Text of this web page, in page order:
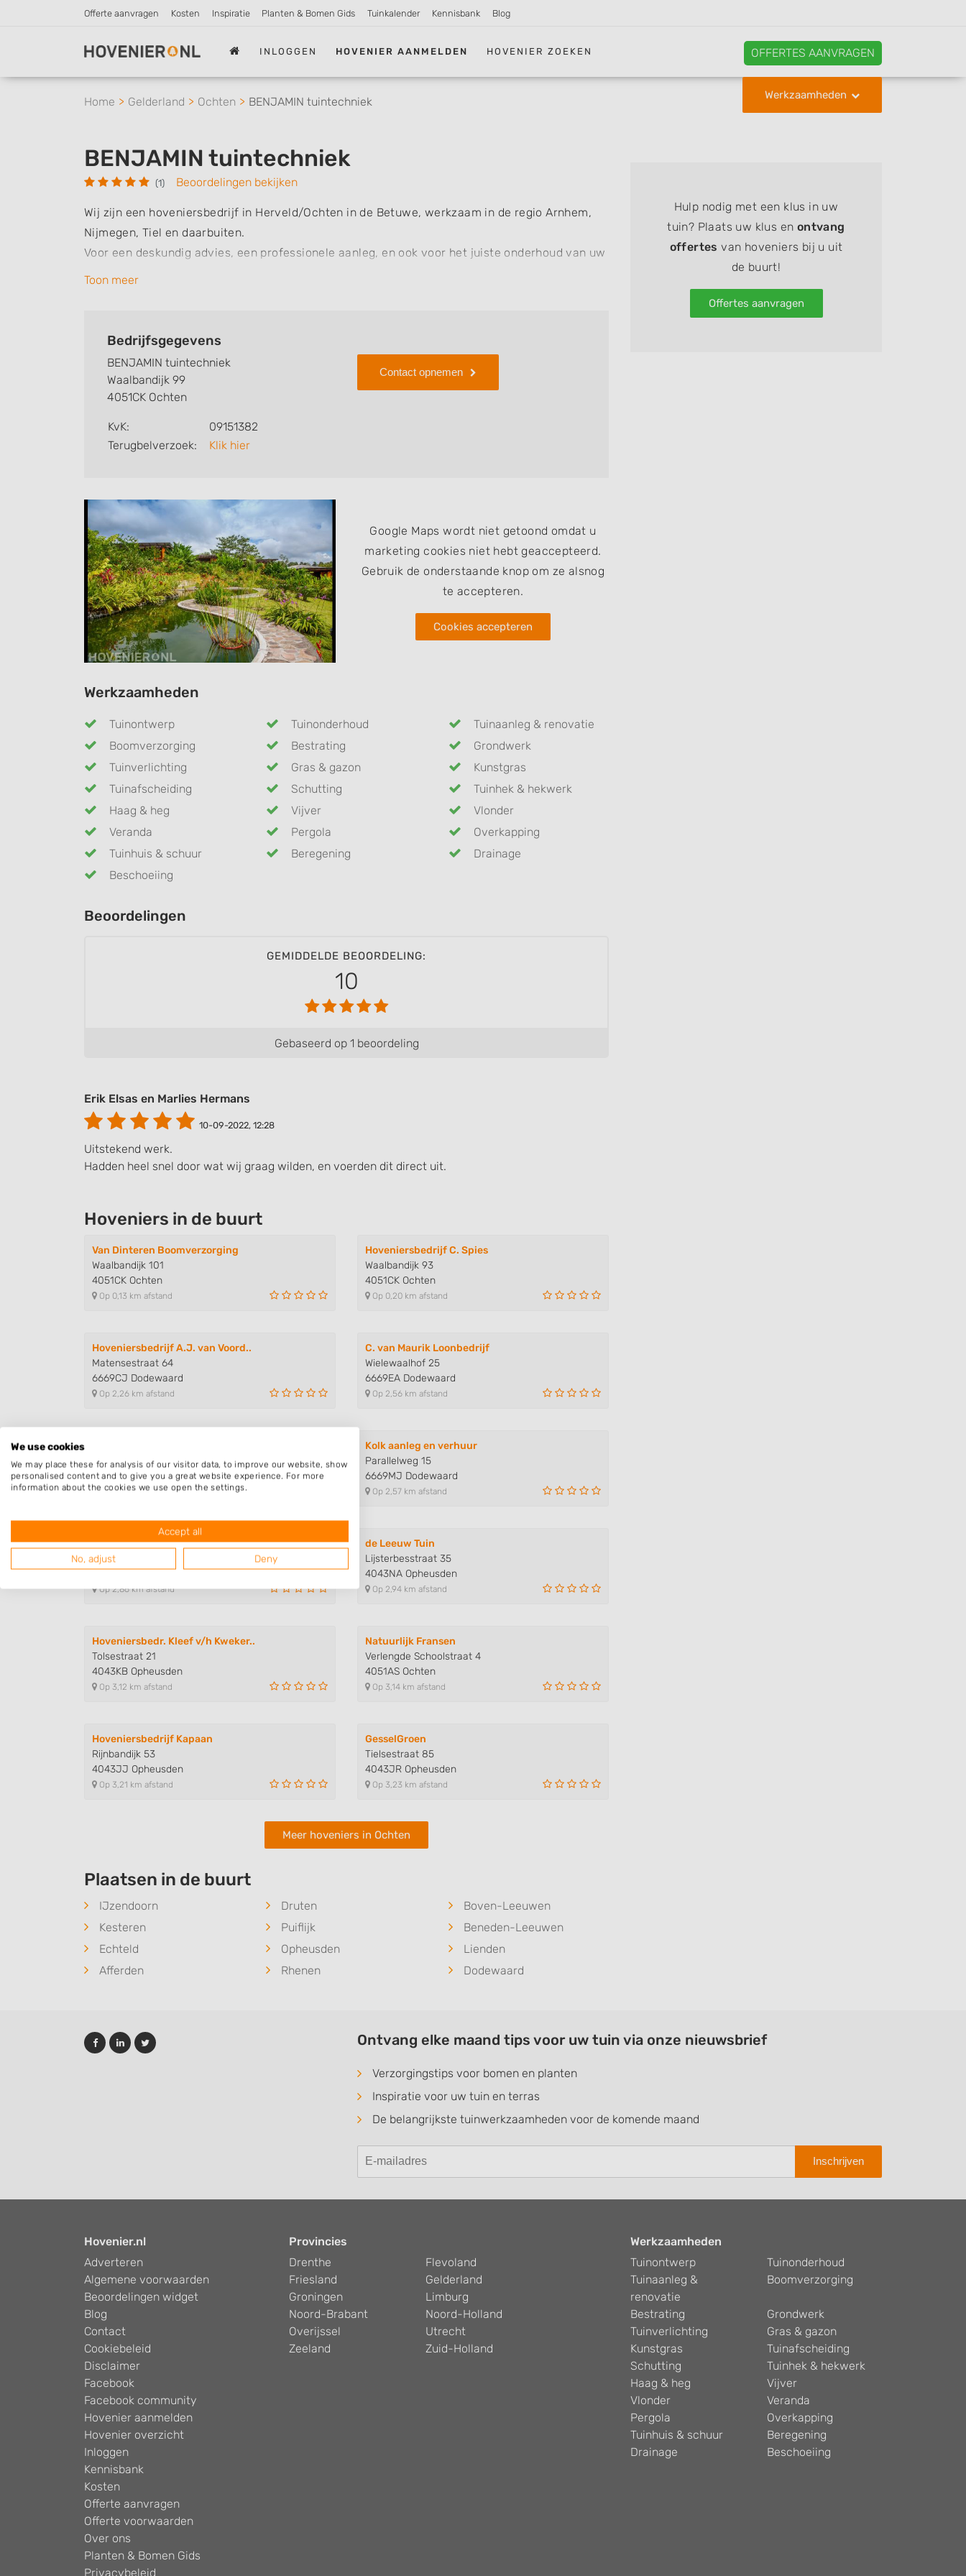
Offerte aanvragen Kosten Inspiratie Planten & Bomen Gids Tuinkalender Kennisbank Blog
INLOGGEN HOVENIER AANMELDEN HOVENIER ZOEKEN OFFERTES AANVRAGEN
Werkzaamheden
Home Gelderland Ochten BENJAMIN tuintechniek
BENJAMIN tuintechniek
(1) Beoordelingen bekijken
Wij zijn een hoveniersbedrijf in Herveld/Ochten in de Betuwe, werkzaam in de regio Arnhem,
Nijmegen, Tiel en daarbuiten.
Voor een deskundig advies, een professionele aanleg, en ook voor het juiste onderhoud van uw
tuin bent u bij Benjamin Tuintechniek aan het juiste adres.
aanleg en onderhoud van groenvoorzieningen.
Toon meer
Bedrijfsgegevens
BENJAMIN tuintechniek
Waalbandijk 99
4051CK Ochten
KvK:
09151382
Terugbelverzoek:
Klik hier
Contact opnemen
Google Maps wordt niet getoond omdat u
marketing cookies niet hebt geaccepteerd.
Gebruik de onderstaande knop om ze alsnog
te accepteren.
Cookies accepteren
Werkzaamheden
Tuinontwerp Tuinonderhoud
Tuinaanleg & renovatie
Boomverzorging
Bestrating
Grondwerk
Tuinverlichting
Gras & gazon
Kunstgras
Tuinafscheiding
Schutting
Tuinhek & hekwerk
Haag & heg
Vijver
Vlonder
Veranda
Pergola
Overkapping
Tuinhuis & schuur
Beregening
Drainage
Beschoeiing
Beoordelingen
GEMIDDELDE BEOORDELING:
10
Gebaseerd op 1 beoordeling
Erik Elsas en Marlies Hermans
10-09-2022, 12:28
Uitstekend werk.
Hadden heel snel door wat wij graag wilden, en voerden dit direct uit.
Hoveniers in de buurt
Van Dinteren Boomverzorging
Waalbandijk 101
4051CK Ochten
Op 0,13 km afstand
Hoveniersbedrijf C. Spies
Waalbandijk 93
4051CK Ochten
Op 0,20 km afstand
Hoveniersbedrijf A.J. van Voord..
Matensestraat 64
6669CJ Dodewaard
Op 2,26 km afstand
C. van Maurik Loonbedrijf
Wielewaalhof 25
6669EA Dodewaard
Op 2,56 km afstand
Rozenstraat 8
6669BR Dodewaard
Op 2,56 km afstand
Kolk aanleg en verhuur
Parallelweg 15
6669MJ Dodewaard
Op 2,57 km afstand
Boom-Element
Klapstraat 1
6654AL Afferden
Op 2,86 km afstand
de Leeuw Tuin
Lijsterbesstraat 35
4043NA Opheusden
Op 2,94 km afstand
Hoveniersbedr. Kleef v/h Kweker..
Tolsestraat 21
4043KB Opheusden
Op 3,12 km afstand
Natuurlijk Fransen
Verlengde Schoolstraat 4
4051AS Ochten
Op 3,14 km afstand
Hoveniersbedrijf Kapaan
Rijnbandijk 53
4043JJ Opheusden
Op 3,21 km afstand
GesselGroen
Tielsestraat 85
4043JR Opheusden
Op 3,23 km afstand
Meer hoveniers in Ochten
Plaatsen in de buurt
IJzendoorn Druten
Boven-Leeuwen
Kesteren
Puiflijk
Beneden-Leeuwen
Echteld
Opheusden
Lienden
Afferden
Rhenen Dodewaard
Hulp nodig met een klus in uw
tuin? Plaats uw klus en ontvang
offertes van hoveniers bij u uit
de buurt!
Offertes aanvragen
Ontvang elke maand tips voor uw tuin via onze nieuwsbrief
Verzorgingstips voor bomen en planten
Inspiratie voor uw tuin en terras
De belangrijkste tuinwerkzaamheden voor de komende maand
Inschrijven
Hovenier.nl
Adverteren
Algemene voorwaarden
Beoordelingen widget
Blog
Contact
Cookiebeleid
Disclaimer
Facebook
Facebook community
Hovenier aanmelden
Hovenier overzicht
Inloggen
Kennisbank
Kosten
Offerte aanvragen
Offerte voorwaarden
Over ons
Planten & Bomen Gids
Privacybeleid
Provincies
Drenthe
Flevoland
Friesland
Gelderland
Groningen
Limburg
Noord-Brabant
Noord-Holland
Overijssel
Utrecht
Zeeland
Zuid-Holland
Werkzaamheden
Tuinontwerp
Tuinonderhoud
Tuinaanleg &
renovatie
Boomverzorging
Bestrating
Grondwerk
Tuinverlichting
Gras & gazon
Kunstgras
Tuinafscheiding
Schutting
Tuinhek & hekwerk
Haag & heg
Vijver
Vlonder
Veranda
Pergola
Overkapping
Tuinhuis & schuur
Beregening
Drainage
Beschoeiing
We use cookies
We may place these for analysis of our visitor data, to improve our website, show
personalised content and to give you a great website experience. For more
information about the cookies we use open the settings.
Accept all
No, adjust Deny